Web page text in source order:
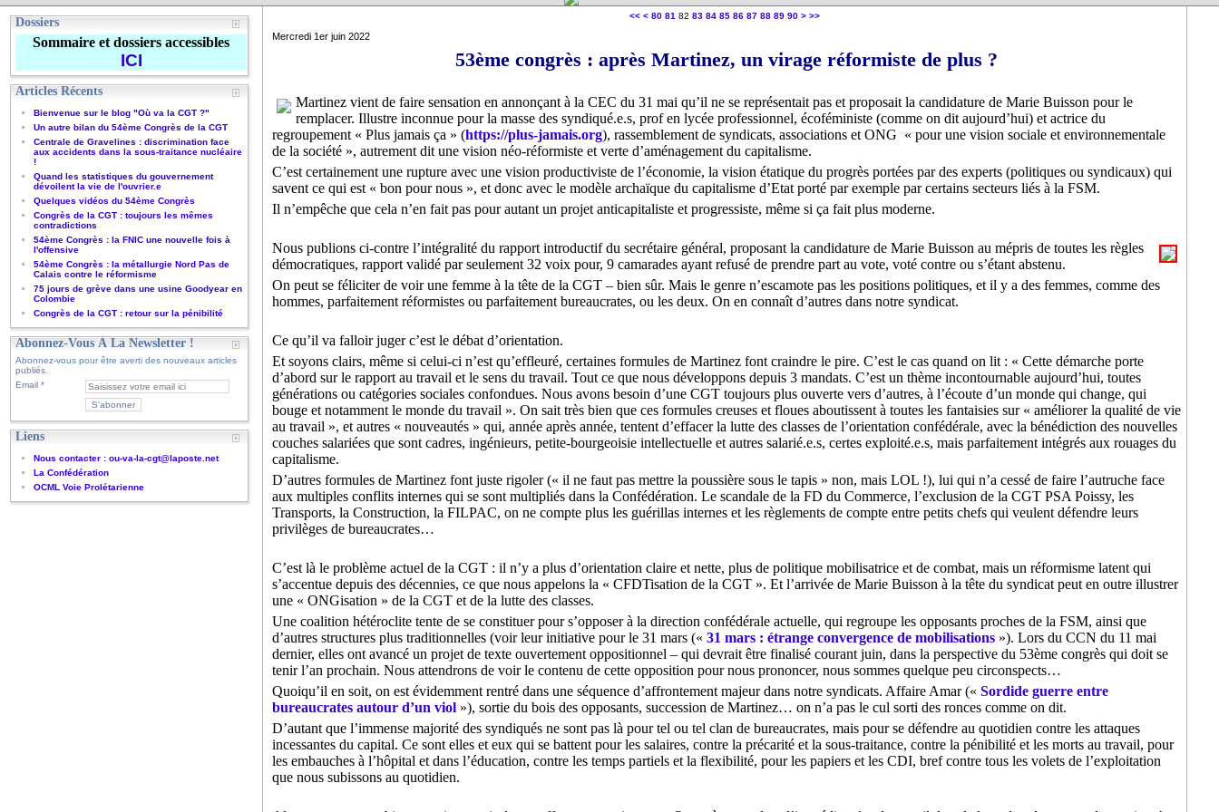
Dossiers
Sommaire et dossiers accessibles
ICI
Articles Récents
Bienvenue sur le blog "Où va la CGT ?"
Un autre bilan du 54ème Congrès de la CGT
Centrale de Gravelines : discrimination face
aux accidents dans la sous-traitance nucléaire
!
Quand les statistiques du gouvernement
dévoilent la vie de l'ouvrier.e
Quelques vidéos du 54ème Congrès
Congrès de la CGT : toujours les mêmes
contradictions
54ème Congrès : la FNIC une nouvelle fois à
l'offensive
54ème Congrès : la métallurgie Nord Pas de
Calais contre le réformisme
75 jours de grève dans une usine Goodyear en
Colombie
Congrès de la CGT : retour sur la pénibilité
Abonnez-Vous À La Newsletter !
Abonnez-vous pour être averti des nouveaux articles
publiés.
Email
Liens
Nous contacter : ou-va-la-cgt@laposte.net
La Confédération
OCML Voie Prolétarienne
<< < 10
20
30
40
50
60
70
80 81 82 83 84 85 86 87 88 89 90 100
200
300
400
500
600
700
800
900
1000
1100
1200
1300
1400
> >>
Mercredi 1er juin 2022
53ème congrès : après Martinez, un virage réformiste de plus ?
Martinez vient de faire sensation en annonçant à la CEC du 31 mai qu’il ne se représentait pas et proposait la candidature de Marie Buisson pour le
remplacer. Illustre inconnue pour la masse des syndiqué.e.s, prof en lycée professionnel, écoféministe (comme on dit aujourd’hui) et actrice du
regroupement « Plus jamais ça » (https://plus-jamais.org), rassemblement de syndicats, associations et ONG « pour une vision sociale et environnementale
de la société », autrement dit une vision néo-réformiste et verte d’aménagement du capitalisme.
C’est certainement une rupture avec une vision productiviste de l’économie, la vision étatique du progrès portées par des experts (politiques ou syndicaux) qui
savent ce qui est « bon pour nous », et donc avec le modèle archaïque du capitalisme d’Etat porté par exemple par certains secteurs liés à la FSM.
Il n’empêche que cela n’en fait pas pour autant un projet anticapitaliste et progressiste, même si ça fait plus moderne.
Nous publions ci-contre l’intégralité du rapport introductif du secrétaire général, proposant la candidature de Marie Buisson au mépris de toutes les règles
démocratiques, rapport validé par seulement 32 voix pour, 9 camarades ayant refusé de prendre part au vote, voté contre ou s’étant abstenu.
On peut se féliciter de voir une femme à la tête de la CGT – bien sûr. Mais le genre n’escamote pas les positions politiques, et il y a des femmes, comme des
hommes, parfaitement réformistes ou parfaitement bureaucrates, ou les deux. On en connaît d’autres dans notre syndicat.
Ce qu’il va falloir juger c’est le débat d’orientation.
Et soyons clairs, même si celui-ci n’est qu’effleuré, certaines formules de Martinez font craindre le pire. C’est le cas quand on lit : « Cette démarche porte
d’abord sur le rapport au travail et le sens du travail. Tout ce que nous développons depuis 3 mandats. C’est un thème incontournable aujourd’hui, toutes
générations ou catégories sociales confondues. Nous avons besoin d’une CGT toujours plus ouverte vers d’autres, à l’écoute d’un monde qui change, qui
bouge et notamment le monde du travail ». On sait très bien que ces formules creuses et floues aboutissent à toutes les fantaisies sur « améliorer la qualité de vie
au travail », et autres « nouveautés » qui, année après année, tentent d’effacer la lutte des classes de l’orientation confédérale, avec la bénédiction des nouvelles
couches salariées que sont cadres, ingénieurs, petite-bourgeoisie intellectuelle et autres salarié.e.s, certes exploité.e.s, mais parfaitement intégrés aux rouages du
capitalisme.
D’autres formules de Martinez font juste rigoler (« il ne faut pas mettre la poussière sous le tapis » non, mais LOL !), lui qui n’a cessé de faire l’autruche face
aux multiples conflits internes qui se sont multipliés dans la Confédération. Le scandale de la FD du Commerce, l’exclusion de la CGT PSA Poissy, les
Transports, la Construction, la FILPAC, on ne compte plus les guérillas internes et les règlements de compte entre petits chefs qui veulent défendre leurs
privilèges de bureaucrates…
C’est là le problème actuel de la CGT : il n’y a plus d’orientation claire et nette, plus de politique mobilisatrice et de combat, mais un réformisme latent qui
s’accentue depuis des décennies, ce que nous appelons la « CFDTisation de la CGT ». Et l’arrivée de Marie Buisson à la tête du syndicat peut en outre illustrer
une « ONGisation » de la CGT et de la lutte des classes.
Une coalition hétéroclite tente de se constituer pour s’opposer à la direction confédérale actuelle, qui regroupe les opposants proches de la FSM, ainsi que
d’autres structures plus traditionnelles (voir leur initiative pour le 31 mars (« 31 mars : étrange convergence de mobilisations»). Lors du CCN du 11 mai
dernier, elles ont avancé un projet de texte ouvertement oppositionnel – qui devrait être finalisé courant juin, dans la perspective du 53ème congrès qui doit se
tenir l’an prochain. Nous attendrons de voir le contenu de cette opposition pour nous prononcer, nous sommes quelque peu circonspects…
Quoiqu’il en soit, on est évidemment rentré dans une séquence d’affrontement majeur dans notre syndicats. Affaire Amar (« Sordide guerre entre
bureaucrates autour d’un viol»), sortie du bois des opposants, succession de Martinez… on n’a pas le cul sorti des ronces comme on dit.
D’autant que l’immense majorité des syndiqués ne sont pas là pour tel ou tel clan de bureaucrates, mais pour se défendre au quotidien contre les attaques
incessantes du capital. Ce sont elles et eux qui se battent pour les salaires, contre la précarité et la sous-traitance, contre la pénibilité et les morts au travail, pour
les embauches à l’hôpital et dans l’éducation, contre les temps partiels et la flexibilité, pour les papiers et les CDI, bref contre tous les volets de l’exploitation
que nous subissons au quotidien.